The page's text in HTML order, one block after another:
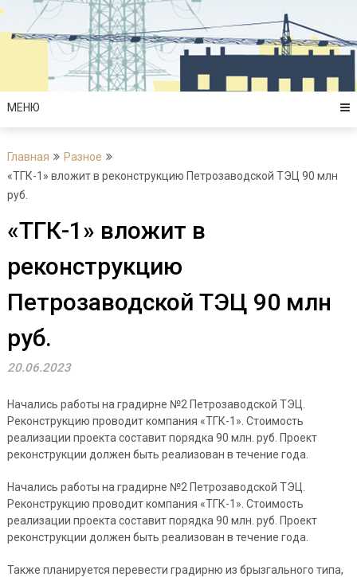
Перейти
содержимому
МЕНЮ
Главная
Разное
«ТГК-1» вложит в реконструкцию Петрозаводской ТЭЦ 90 млн
руб.
«ТГК-1» вложит в
реконструкцию
Петрозаводской ТЭЦ 90 млн
руб.
20.06.2023
Начались работы на градирне №2 Петрозаводской ТЭЦ.
Реконструкцию проводит компания «ТГК-1». Стоимость
реализации проекта составит порядка 90 млн. руб. Проект
реконструкции должен быть реализован в течение года.
Начались работы на градирне №2 Петрозаводской ТЭЦ.
Реконструкцию проводит компания «ТГК-1». Стоимость
реализации проекта составит порядка 90 млн. руб. Проект
реконструкции должен быть реализован в течение года.
Также планируется перевести градирню из брызгального типа,